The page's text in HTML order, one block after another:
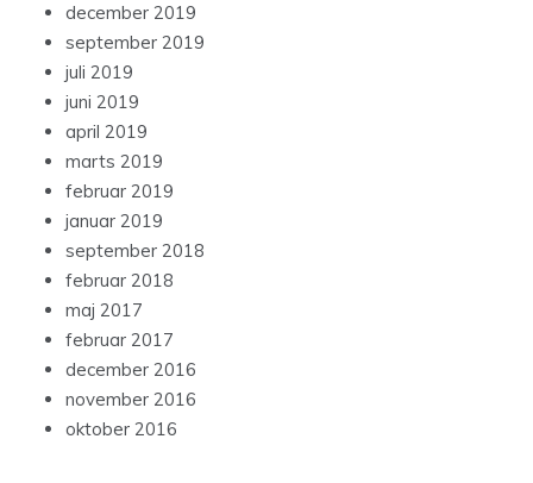
december 2019
september 2019
juli 2019
juni 2019
april 2019
marts 2019
februar 2019
januar 2019
september 2018
februar 2018
maj 2017
februar 2017
december 2016
november 2016
oktober 2016